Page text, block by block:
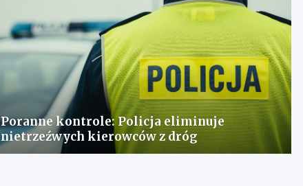
Poranne kontrole: Policja eliminuje
nietrzeźwych kierowców z dróg